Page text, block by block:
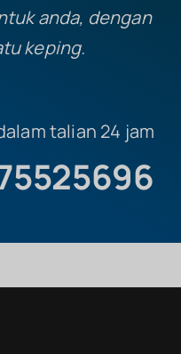
anda, dengan
keping.
talian 24 jam